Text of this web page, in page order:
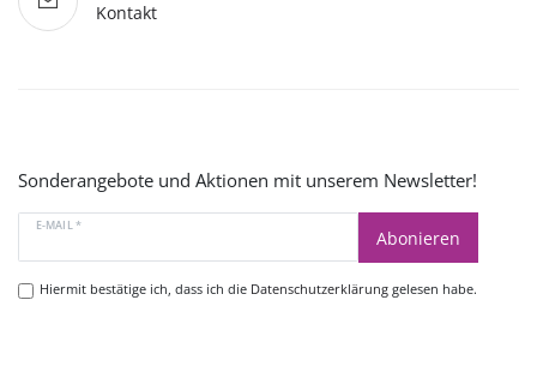
Kontakt
Sonderangebote und Aktionen mit unserem Newsletter!
E-MAIL *
Abonieren
Hiermit bestätige ich, dass ich die Datenschutzerklärunggelesen habe.